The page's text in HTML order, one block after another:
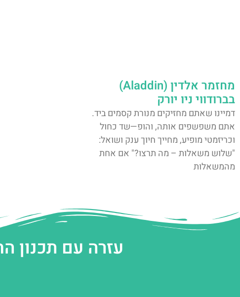
מחזמר אלדין (Aladdin)
בברודווי ניו יורק
דמיינו שאתם מחזיקים מנורת קסמים ביד.
אתם משפשפים אותה, והופ—שד כחול
וכריזמטי מופיע, מחייך חיוך ענק ושואל:
"שלוש משאלות – מה תרצו?" אם אחת
מהמשאלות
עזרה עם תכנון